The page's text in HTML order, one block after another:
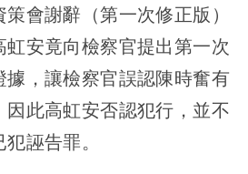
會謝辭（第一次修正版）
安竟向檢察官提出第一次
，讓檢察官誤認陳時奮有
此高虹安否認犯行，並不
誣告罪。